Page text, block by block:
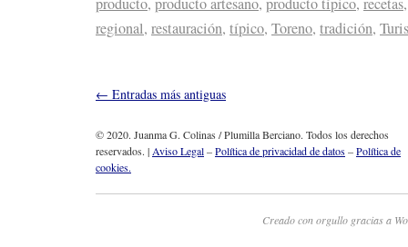
regional, restauración, típico, Toreno, tradición,
← Entradas más antiguas
© 2020. Juanma G. Colinas / Plumilla Berciano. Todos los derechos
reservados. | Aviso Legal–Política de privacidad de datos–Política de
cookies.
Creado con orgullo gracias a